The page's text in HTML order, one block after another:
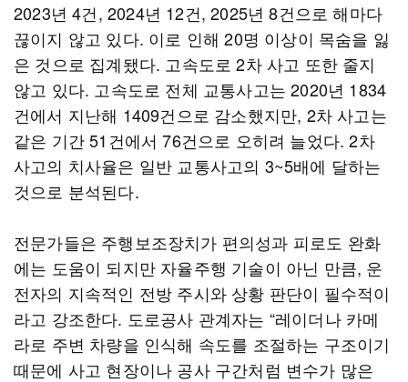
2023년 4건, 2024년 12건, 2025년 8건으로 해마다
끊이지 않고 있다. 이로 인해 20명 이상이 목숨을 잃
은 것으로 집계됐다. 고속도로 2차 사고 또한 줄지
않고 있다. 고속도로 전체 교통사고는 2020년 1834
건에서 지난해 1409건으로 감소했지만, 2차 사고는
같은 기간 51건에서 76건으로 오히려 늘었다. 2차
사고의 치사율은 일반 교통사고의 3~5배에 달하는
것으로 분석된다.
전문가들은 주행보조장치가 편의성과 피로도 완화
에는 도움이 되지만 자율주행 기술이 아닌 만큼, 운
전자의 지속적인 전방 주시와 상황 판단이 필수적이
라고 강조한다. 도로공사 관계자는 “레이더나 카메
라로 주변 차량을 인식해 속도를 조절하는 구조이기
때문에 사고 현장이나 공사 구간처럼 변수가 많은